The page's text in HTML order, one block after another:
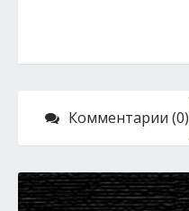
Комментарии (0)